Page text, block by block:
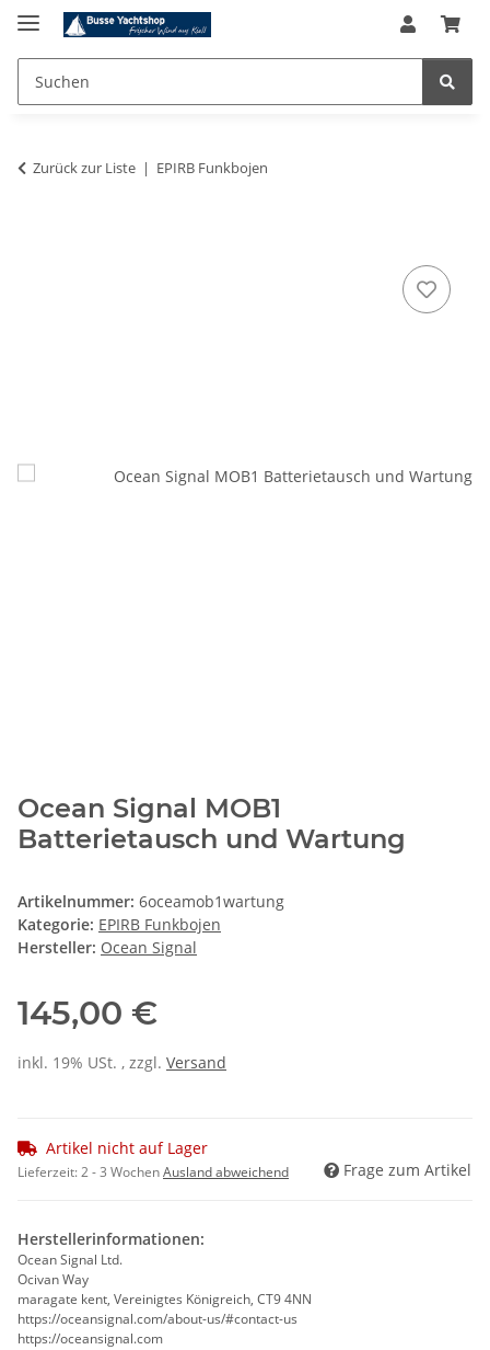
Zurück zur Liste EPIRB Funkbojen
Ocean Signal MOB1
Batterietausch und Wartung
Artikelnummer: 6oceamob1wartung
Kategorie: EPIRB Funkbojen
Hersteller: Ocean Signal
145,00 €
inkl. 19% USt. , zzgl. Versand
Artikel nicht auf Lager
Lieferzeit:2 - 3 WochenAusland abweichend Frage zum Artikel
Herstellerinformationen:
Ocean Signal Ltd.
Ocivan Way
maragate kent, Vereinigtes Königreich, CT9 4NN
https://oceansignal.com/about-us/#contact-us
https://oceansignal.com